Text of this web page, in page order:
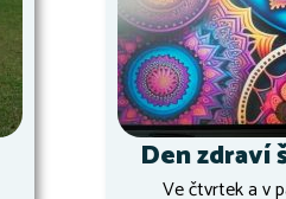
Den zdraví
Ve čtvrtek a v